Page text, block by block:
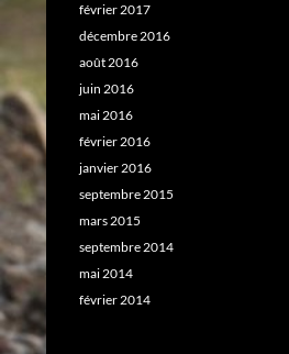
février 2017
décembre 2016
août 2016
juin 2016
mai 2016
février 2016
janvier 2016
septembre 2015
mars 2015
septembre 2014
mai 2014
février 2014